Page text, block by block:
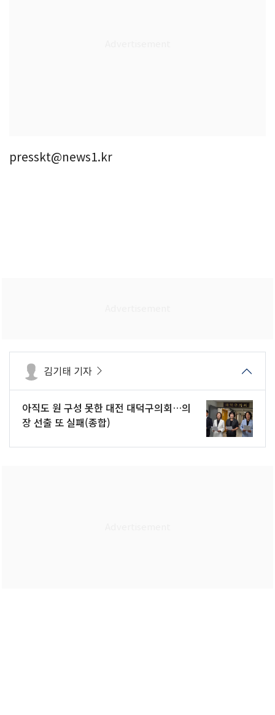
presskt@news1.kr
김기태 기자
아직도 원 구성 못한 대전 대덕구의회…의
장 선출 또 실패(종합)